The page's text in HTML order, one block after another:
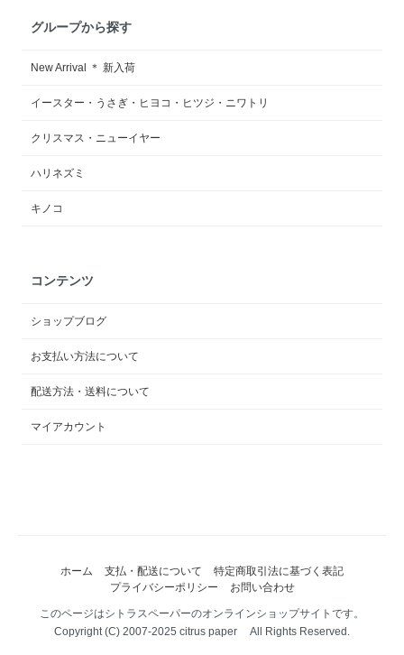
グループから探す
New Arrival ＊ 新入荷
イースター・うさぎ・ヒヨコ・ヒツジ・ニワトリ
クリスマス・ニューイヤー
ハリネズミ
キノコ
コンテンツ
ショップブログ
お支払い方法について
配送方法・送料について
マイアカウント
ホーム 支払・配送について
特定商取引法に基づく表記
プライバシーポリシー
お問い合わせ
このページはシトラスペーパーのオンラインショップサイトです。
Copyright (C) 2007-2025 citrus paper All Rights Reserved.